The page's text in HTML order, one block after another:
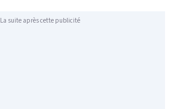
La suite après cette publicité